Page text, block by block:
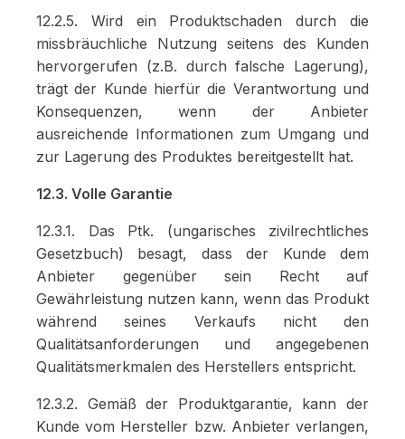
12.2.5. Wird ein Produktschaden durch die
missbräuchliche Nutzung seitens des Kunden
hervorgerufen (z.B. durch falsche Lagerung),
trägt der Kunde hierfür die Verantwortung und
Konsequenzen, wenn der Anbieter
ausreichende Informationen zum Umgang und
zur Lagerung des Produktes bereitgestellt hat.
12.3. Volle Garantie
12.3.1. Das Ptk. (ungarisches zivilrechtliches
Gesetzbuch) besagt, dass der Kunde dem
Anbieter gegenüber sein Recht auf
Gewährleistung nutzen kann, wenn das Produkt
während seines Verkaufs nicht den
Qualitätsanforderungen und angegebenen
Qualitätsmerkmalen des Herstellers entspricht.
12.3.2. Gemäß der Produktgarantie, kann der
Kunde vom Hersteller bzw. Anbieter verlangen,